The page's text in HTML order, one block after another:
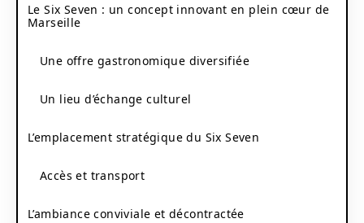
Le Six Seven : un concept innovant en plein cœur de
Marseille
Une offre gastronomique diversifiée
Un lieu d’échange culturel
L’emplacement stratégique du Six Seven
Accès et transport
L’ambiance conviviale et décontractée